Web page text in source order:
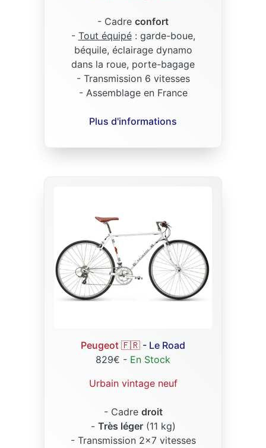
- Cadre confort
- Tout équipé: garde-boue,
béquile, éclairage dynamo
dans la roue, porte-bagage
- Transmission 6 vitesses
- Assemblage en France
Plus d'informations
Peugeot 🇫🇷 - Le Road
829€ - En Stock
Urbain vintage neuf
- Cadre droit
- Très léger(11 kg)
- Transmission 2x7 vitesses